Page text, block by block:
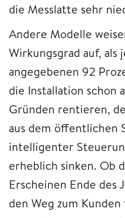
die Messlatte sehr
Andere Modelle
Wirkungsgrad auf, als
angegebenen 92
die Installation schon
Gründen rentieren,
aus dem öffentlichen
intelligenter
erheblich sinken. Ob
Erscheinen Ende des
den Weg zum